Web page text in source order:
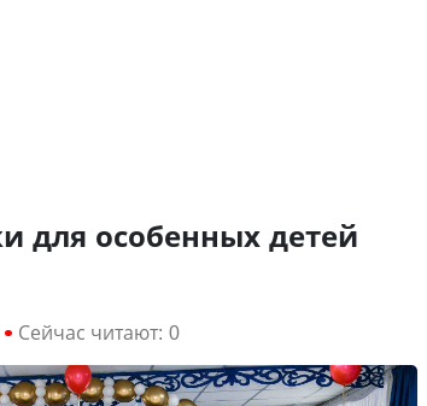
для особенных детей
Сейчас читают: 0